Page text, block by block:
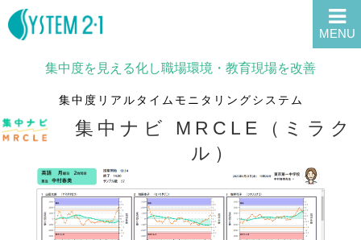
MENU
集中度を見える化し職場環境・教育現場を改善
集中度リアルタイムモニタリングシステム
集中ナビ MRCLE（ミラク
ル）